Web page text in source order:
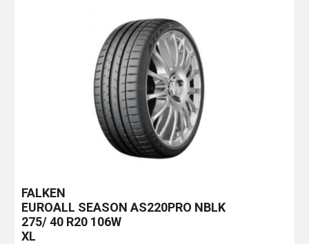
FALKEN
EUROALL SEASON AS220PRO NBLK
275/ 40 R20 106W
XL